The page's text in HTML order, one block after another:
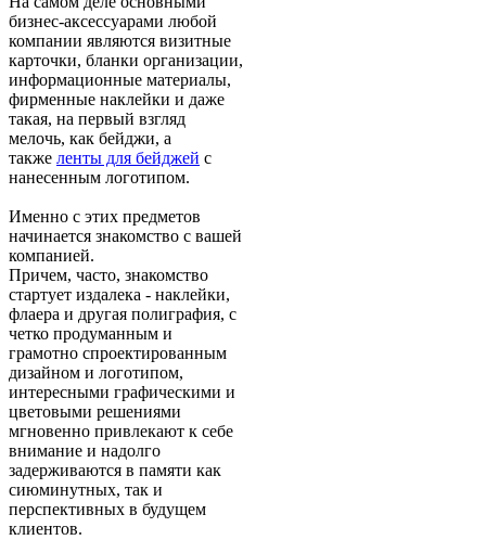
бизнес-аксессуарами любой
компании являются визитные
карточки, бланки организации,
информационные материалы,
фирменные наклейки и даже
такая, на первый взгляд
мелочь, как бейджи, а
также ленты для бейджей с
нанесенным логотипом.
Именно с этих предметов
начинается знакомство с вашей
компанией.
Причем, часто, знакомство
стартует издалека - наклейки,
флаера и другая полиграфия, с
четко продуманным и
грамотно спроектированным
дизайном и логотипом,
интересными графическими и
цветовыми решениями
мгновенно привлекают к себе
внимание и надолго
задерживаются в памяти как
сиюминутных, так и
перспективных в будущем
клиентов.